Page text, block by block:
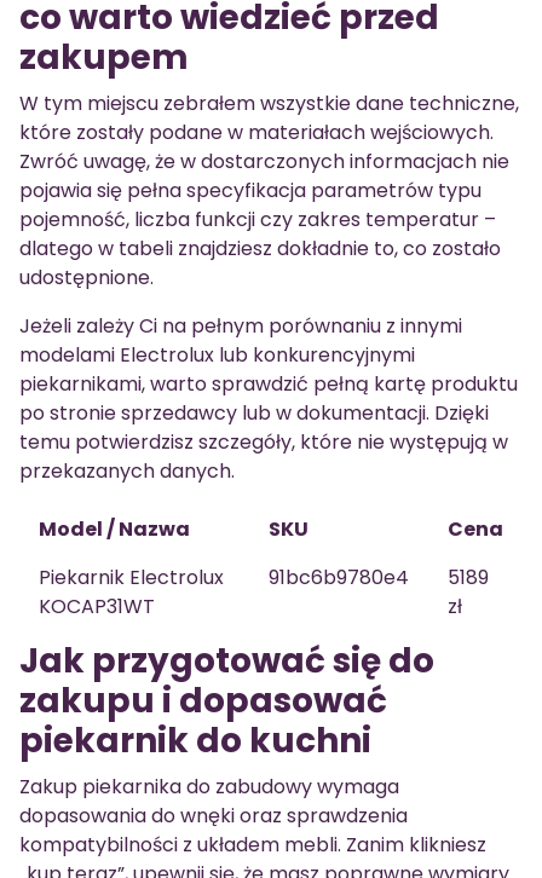
co warto wiedzieć przed
zakupem
W tym miejscu zebrałem wszystkie dane techniczne,
które zostały podane w materiałach wejściowych.
Zwróć uwagę, że w dostarczonych informacjach nie
pojawia się pełna specyfikacja parametrów typu
pojemność, liczba funkcji czy zakres temperatur –
dlatego w tabeli znajdziesz dokładnie to, co zostało
udostępnione.
Jeżeli zależy Ci na pełnym porównaniu z innymi
modelami Electrolux lub konkurencyjnymi
piekarnikami, warto sprawdzić pełną kartę produktu
po stronie sprzedawcy lub w dokumentacji. Dzięki
temu potwierdzisz szczegóły, które nie występują w
przekazanych danych.
Model / Nazwa SKU
Cena
Piekarnik Electrolux
KOCAP31WT
91bc6b9780e4
5189
zł
Jak przygotować się do
zakupu i dopasować
piekarnik do kuchni
Zakup piekarnika do zabudowy wymaga
dopasowania do wnęki oraz sprawdzenia
kompatybilności z układem mebli. Zanim klikniesz